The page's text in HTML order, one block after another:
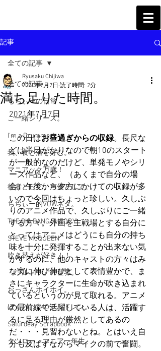
記事
全ての記事
ちぢぃーの日常
ご一緒シリーズ。
I'm a Drummer!
我、食と酒を好む。
マニアック万歳！
役者として、声優として。
ちぢぃー的VOWネタ。
THE BIG BANG THEORY
STEVE McQUEEN
吹き替えが好き！！
「ウルトラ」の世界。
おっさんホイホイ。
ぼくら、YMOチルドレン。
Saturdeay Scrapbook
タツロー・マニア一年生。
全ての記事
満ち足りた時間。
Ryusaku Chijiwa
2021年7月7日 読了時間: 2分
2021年7月7日
この日はお昼過ぎからの収録。長尺な
どは半日がかりなので朝10のスタート
が一般的なのだけど、単発モノやシリ
ーズ作品など、（あくまで自分の場
合）午後から夕方にかけての収録が多
いので今回はちょっと珍しい。久しぶ
りのアニメ作品で、久しぶりにご一緒
する方々。外画を主戦場とする自分に
とってはアニメはどうにも自分の持ち
味を十分に発揮することが出来ない気
がするのに、他のキャストの方々はみ
な実に伸び伸びとして表情豊かで、ま
さにキャラクターに生命が吹き込まれ
ているというのが見て取れる。アニメ
の最前線で活躍している人は、活躍す
るに足る理由が厳然としてあるの
だ・・・見習わないとね。とはいえ自
分も及ばずながらマイクの前で奮闘。